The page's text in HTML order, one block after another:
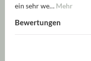
ein sehr we… Mehr
Bewertungen